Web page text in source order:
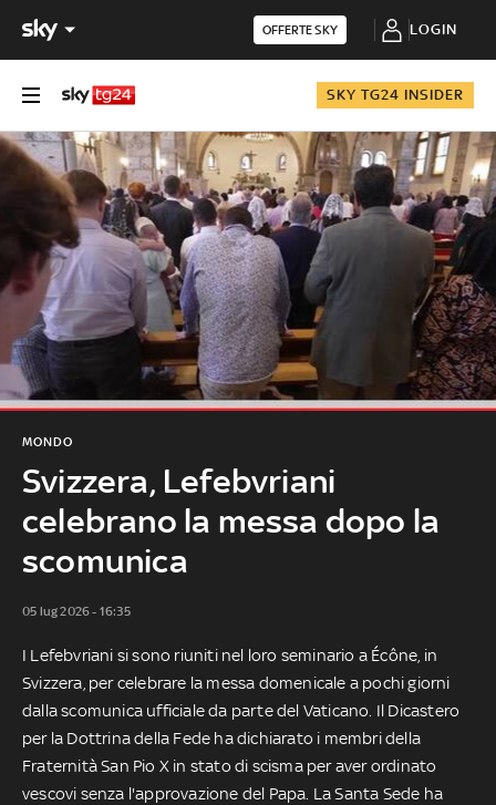
OFFERTE SKY LOGIN
SKY TG24 INSIDER
Svizzera, Lefebvriani
celebrano la messa dopo la
scomunica
MONDO
05 lug 2026 - 16:35
I Lefebvriani si sono riuniti nel loro seminario a Écône, in
Svizzera, per celebrare la messa domenicale a pochi giorni
dalla scomunica ufficiale da parte del Vaticano. Il Dicastero
per la Dottrina della Fede ha dichiarato i membri della
Fraternità San Pio X in stato di scisma per aver ordinato
vescovi senza l'approvazione del Papa. La Santa Sede ha